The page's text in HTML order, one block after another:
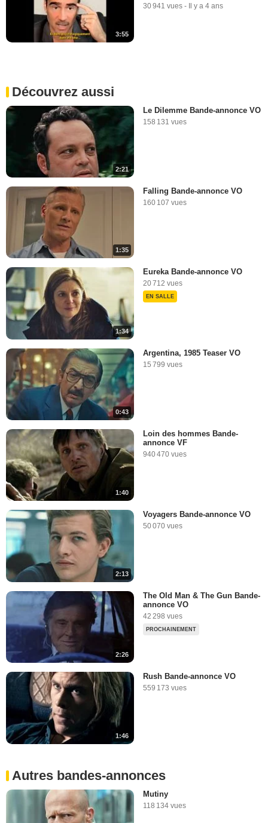
3:55
30 941 vues - Il y a 4 ans
Découvrez aussi
2:21
Le Dilemme Bande-annonce VO
158 131 vues
1:35
Falling Bande-annonce VO
160 107 vues
1:34
Eureka Bande-annonce VO
20 712 vues
EN SALLE
0:43
Argentina, 1985 Teaser VO
15 799 vues
1:40
Loin des hommes Bande-
annonce VF
940 470 vues
2:13
Voyagers Bande-annonce VO
50 070 vues
2:26
The Old Man & The Gun Bande-
annonce VO
42 298 vues
PROCHAINEMENT
1:46
Rush Bande-annonce VO
559 173 vues
Autres bandes-annonces
Mutiny
118 134 vues